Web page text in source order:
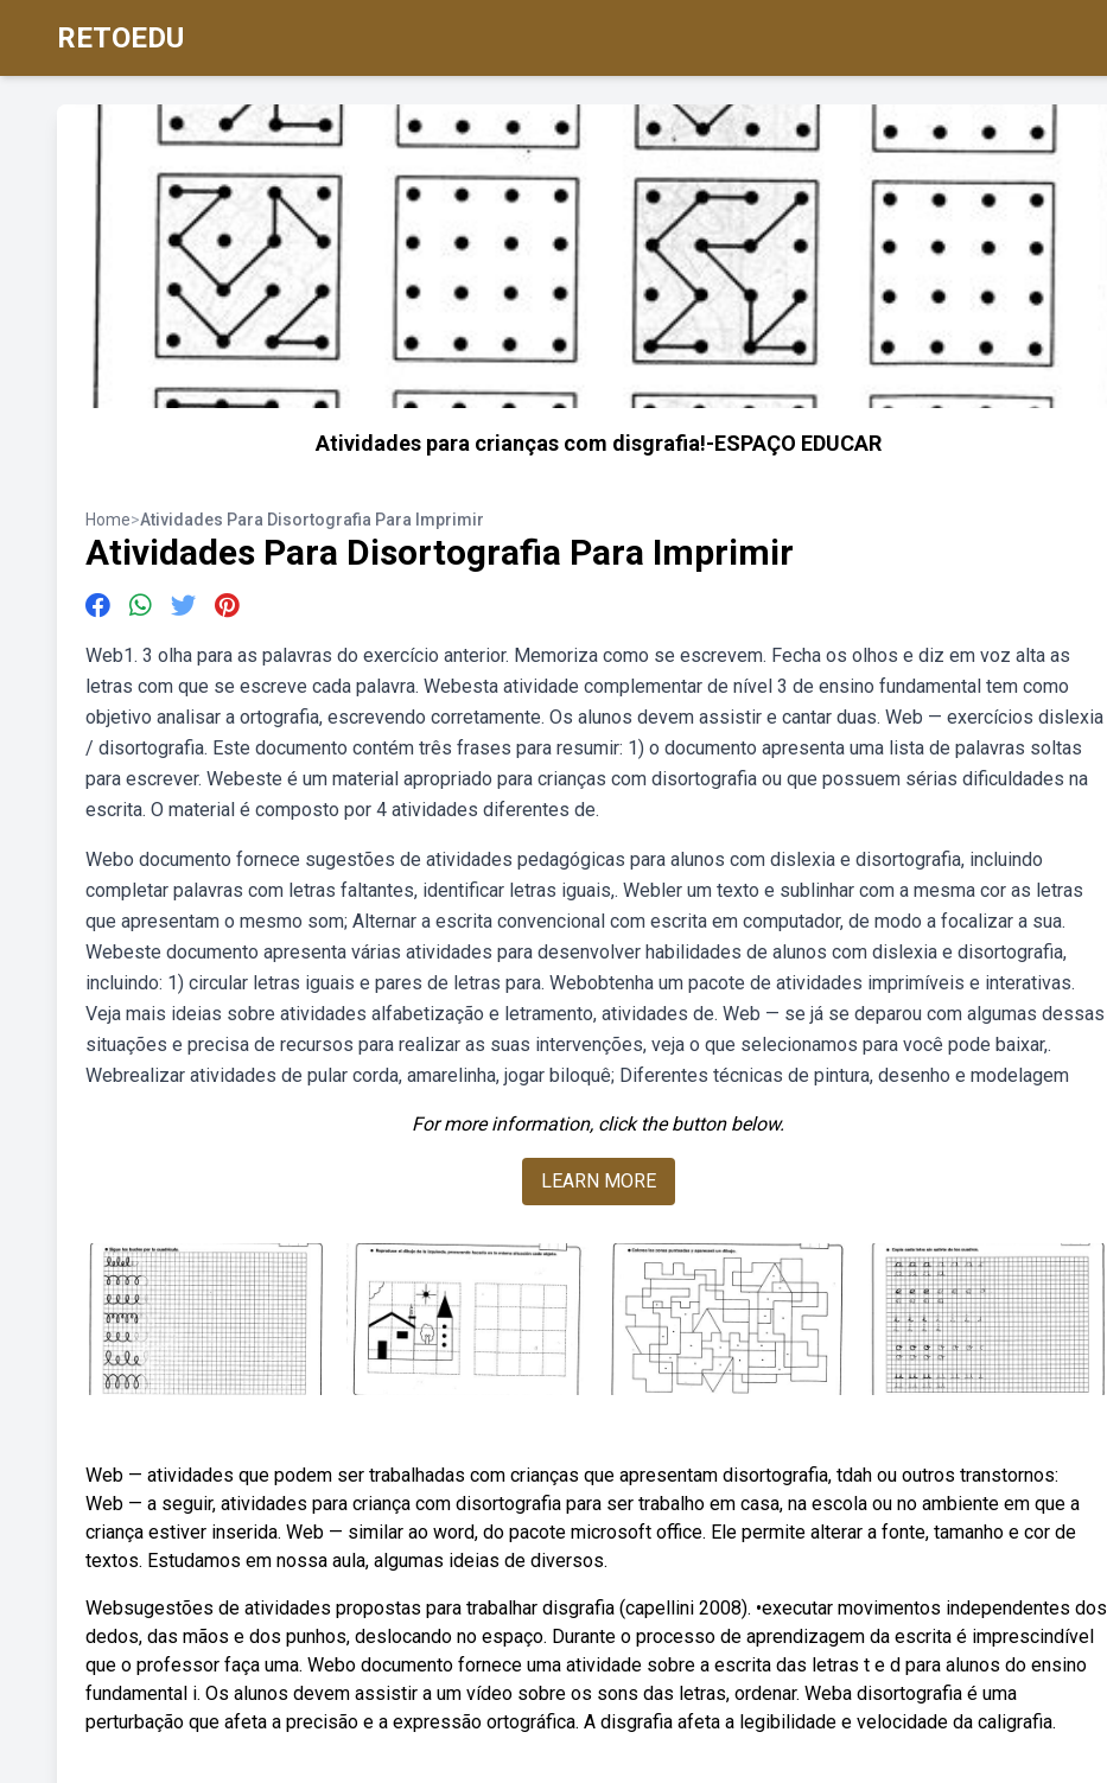
RETOEDU
Atividades para crianças com disgrafia!-ESPAÇO EDUCAR
Home>Atividades Para Disortografia Para Imprimir
Atividades Para Disortografia Para Imprimir
Web1. 3 olha para as palavras do exercício anterior. Memoriza como se escrevem. Fecha os olhos e diz em voz alta as
letras com que se escreve cada palavra. Webesta atividade complementar de nível 3 de ensino fundamental tem como
objetivo analisar a ortografia, escrevendo corretamente. Os alunos devem assistir e cantar duas. Web — exercícios dislexia
/ disortografia. Este documento contém três frases para resumir: 1) o documento apresenta uma lista de palavras soltas
para escrever. Webeste é um material apropriado para crianças com disortografia ou que possuem sérias dificuldades na
escrita. O material é composto por 4 atividades diferentes de.
Webo documento fornece sugestões de atividades pedagógicas para alunos com dislexia e disortografia, incluindo
completar palavras com letras faltantes, identificar letras iguais,. Webler um texto e sublinhar com a mesma cor as letras
que apresentam o mesmo som; Alternar a escrita convencional com escrita em computador, de modo a focalizar a sua.
Webeste documento apresenta várias atividades para desenvolver habilidades de alunos com dislexia e disortografia,
incluindo: 1) circular letras iguais e pares de letras para. Webobtenha um pacote de atividades imprimíveis e interativas.
Veja mais ideias sobre atividades alfabetização e letramento, atividades de. Web — se já se deparou com algumas dessas
situações e precisa de recursos para realizar as suas intervenções, veja o que selecionamos para você pode baixar,.
Webrealizar atividades de pular corda, amarelinha, jogar biloquê; Diferentes técnicas de pintura, desenho e modelagem
For more information, click the button below.
LEARN MORE
Web — atividades que podem ser trabalhadas com crianças que apresentam disortografia, tdah ou outros transtornos:
Web — a seguir, atividades para criança com disortografia para ser trabalho em casa, na escola ou no ambiente em que a
criança estiver inserida. Web — similar ao word, do pacote microsoft office. Ele permite alterar a fonte, tamanho e cor de
textos. Estudamos em nossa aula, algumas ideias de diversos.
Websugestões de atividades propostas para trabalhar disgrafia (capellini 2008). •executar movimentos independentes dos
dedos, das mãos e dos punhos, deslocando no espaço. Durante o processo de aprendizagem da escrita é imprescindível
que o professor faça uma. Webo documento fornece uma atividade sobre a escrita das letras t e d para alunos do ensino
fundamental i. Os alunos devem assistir a um vídeo sobre os sons das letras, ordenar. Weba disortografia é uma
perturbação que afeta a precisão e a expressão ortográfica. A disgrafia afeta a legibilidade e velocidade da caligrafia.